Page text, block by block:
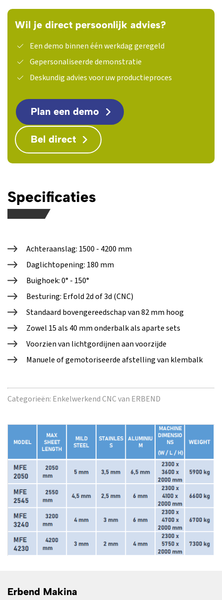
Wil je direct persoonlijk advies?
Een demo binnen één werkdag geregeld
Gepersonaliseerde demonstratie
Deskundig advies voor uw productieproces
Plan een demo
Bel direct
Specificaties
Achteraanslag: 1500 - 4200 mm
Daglichtopening: 180 mm
Buighoek: 0° - 150°
Besturing: Erfold 2d of 3d (CNC)
Standaard bovengereedschap van 82 mm hoog
Zowel 15 als 40 mm onderbalk als aparte sets
Voorzien van lichtgordijnen aan voorzijde
Manuele of gemotoriseerde afstelling van klembalk
Categorieën: Enkelwerkend CNC van ERBEND
Erbend Makina